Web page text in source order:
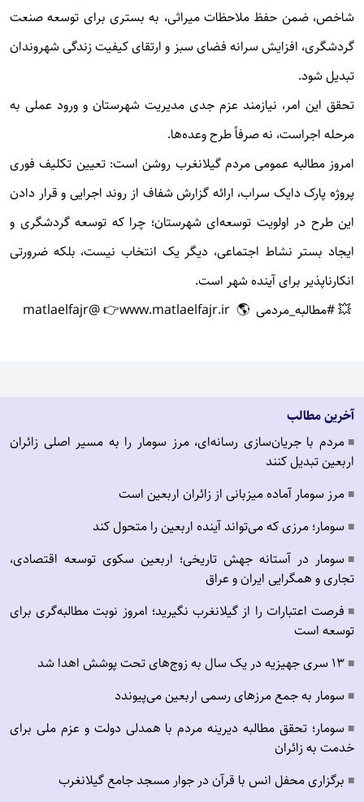
شاخص، ضمن حفظ ملاحظات میراثی، به بستری برای توسعه صنعت
گردشگری، افزایش سرانه فضای سبز و ارتقای کیفیت زندگی شهروندان
تبدیل شود.
تحقق این امر، نیازمند عزم جدی مدیریت شهرستان و ورود عملی به
مرحله اجراست، نه صرفاً طرح وعده‌ها.
امروز مطالبه عمومی مردم گیلانغرب روشن است: تعیین تکلیف فوری
پروژه پارک دایک سراب، ارائه گزارش شفاف از روند اجرایی و قرار دادن
این طرح در اولویت توسعه‌ای شهرستان؛ چرا که توسعه گردشگری و
ایجاد بستر نشاط اجتماعی، دیگر یک انتخاب نیست، بلکه ضرورتی
انکارناپذیر برای آینده شهر است.
💥 #مطالبه_مردمی 🌎 www.matlaelfajr.ir
👉 @matlaelfajr
آخرین مطالب
■ مردم با جریان‌سازی رسانه‌ای، مرز سومار را به مسیر اصلی زائران
اربعین تبدیل کنند
■ مرز سومار آماده میزبانی از زائران اربعین است
■ سومار؛ مرزی که می‌تواند آینده اربعین را متحول کند
■ سومار در آستانه جهش تاریخی؛ اربعین سکوی توسعه اقتصادی،
تجاری و همگرایی ایران و عراق
■ فرصت اعتبارات را از گیلانغرب نگیرید؛ امروز نوبت مطالبه‌گری برای
توسعه است
■ ۱۳ سری جهیزیه در یک سال به زوج‌های تحت پوشش اهدا شد
■ سومار به جمع مرزهای رسمی اربعین می‌پیوندد
■ سومار؛ تحقق مطالبه دیرینه مردم با همدلی دولت و عزم ملی برای
خدمت به زائران
■ برگزاری محفل انس با قرآن در جوار مسجد جامع گیلانغرب